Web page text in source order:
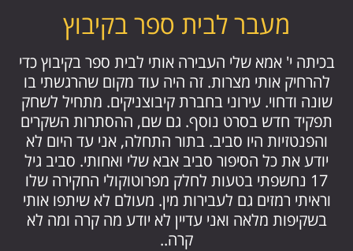
מעבר לבית ספר בקיבוץ
בכיתה י' אמא שלי העבירה אותי לבית ספר בקיבוץ כדי
להרחיק אותי מצרות. זה היה עוד מקום שהרגשתי בו
שונה ודחוי. עירוני בחברת קיבוצניקים. מתחיל לשחק
תפקיד חדש בסרט נוסף. גם שם, ההסתרות השקרים
והפנטזיות היו סביב. בתור התחלה, אני עד היום לא
יודע את כל הסיפור סביב אבא שלי ואחותי. סביב גיל
17 נחשפתי בטעות לחלק מפרוטוקולי החקירה שלו
וראיתי רמזים גם לעבירות מין. מעולם לא שיתפו אותי
בשקיפות מלאה ואני עדיין לא יודע מה קרה ומה לא
קרה..